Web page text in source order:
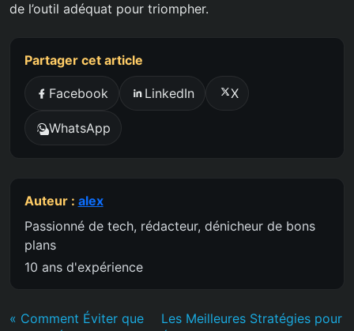
de l’outil adéquat pour triompher.
Partager cet article
Facebook LinkedIn X
WhatsApp
Auteur : alex
Passionné de tech, rédacteur, dénicheur de bons
plans
10 ans d'expérience
« Comment Éviter que
Les Meilleures Stratégies pour